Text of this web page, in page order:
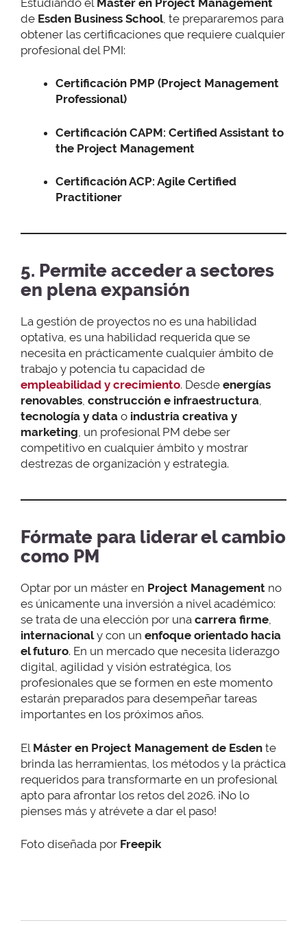
de Esden Business School, te prepararemos para
obtener las certificaciones que requiere cualquier
profesional del PMI:
Certificación PMP (Project Management
Professional)
Certificación CAPM: Certified Assistant to
the Project Management
Certificación ACP: Agile Certified
Practitioner
5. Permite acceder a sectores
en plena expansión
La gestión de proyectos no es una habilidad
optativa, es una habilidad requerida que se
necesita en prácticamente cualquier ámbito de
trabajo y potencia tu capacidad de
empleabilidad y crecimiento. Desde energías
renovables, construcción e infraestructura,
tecnología y data o industria creativa y
marketing, un profesional PM debe ser
competitivo en cualquier ámbito y mostrar
destrezas de organización y estrategia.
Fórmate para liderar el cambio
como PM
Optar por un máster en Project Management no
es únicamente una inversión a nivel académico:
se trata de una elección por una carrera firme,
internacionaly con un enfoque orientado hacia
el futuro. En un mercado que necesita liderazgo
digital, agilidad y visión estratégica, los
profesionales que se formen en este momento
estarán preparados para desempeñar tareas
importantes en los próximos años.
El Máster en Project Management de Esden te
brinda las herramientas, los métodos y la práctica
requeridos para transformarte en un profesional
apto para afrontar los retos del 2026. ¡No lo
pienses más y atrévete a dar el paso!
Foto diseñada por Freepik